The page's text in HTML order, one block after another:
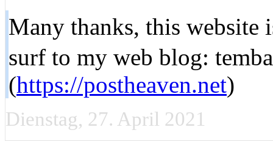
Many thanks, this
surf to my web blog:
(https://postheaven.net)
Dienstag, 27. April 2021